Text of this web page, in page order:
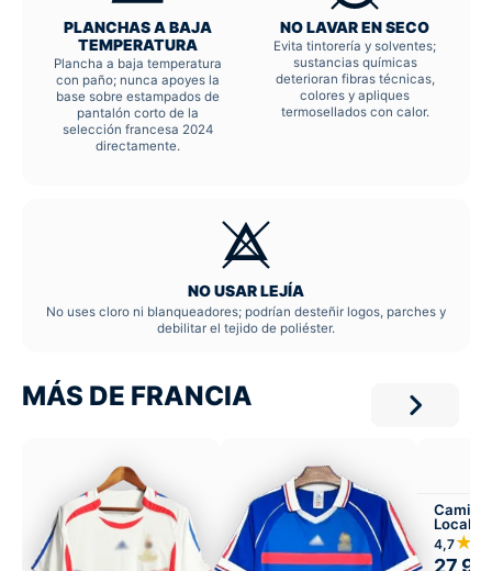
PLANCHAS A BAJA
TEMPERATURA
Plancha a baja temperatura
con paño; nunca apoyes la
base sobre estampados de
pantalón corto de la
selección francesa 2024
directamente.
NO LAVAR EN SECO
Evita tintorería y solventes;
sustancias químicas
deterioran fibras técnicas,
colores y apliques
termosellados con calor.
NO USAR LEJÍA
No uses cloro ni blanqueadores; podrían desteñir logos, parches y
debilitar el tejido de poliéster.
MÁS DE FRANCIA
Local
4,7